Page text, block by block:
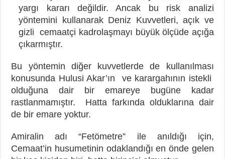
yargı kararı değildir. Ancak bu risk analizi
yöntemini kullanarak Deniz Kuvvetleri, açık ve
gizli cemaatçi kadrolaşmayı büyük ölçüde açığa
çıkarmıştır.
Bu yöntemin diğer kuvvetlerde de kullanılması
konusunda Hulusi Akar’ın ve karargahının istekli
olduğuna dair bir emareye bugüne kadar
rastlanmamıştır. Hatta farkında olduklarına dair
de bir emare yoktur.
Amiralin adı “Fetömetre” ile anıldığı için,
Cemaat’in husumetinin odaklandığı en önde gelen